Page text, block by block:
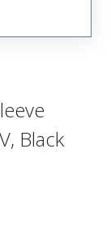
Black